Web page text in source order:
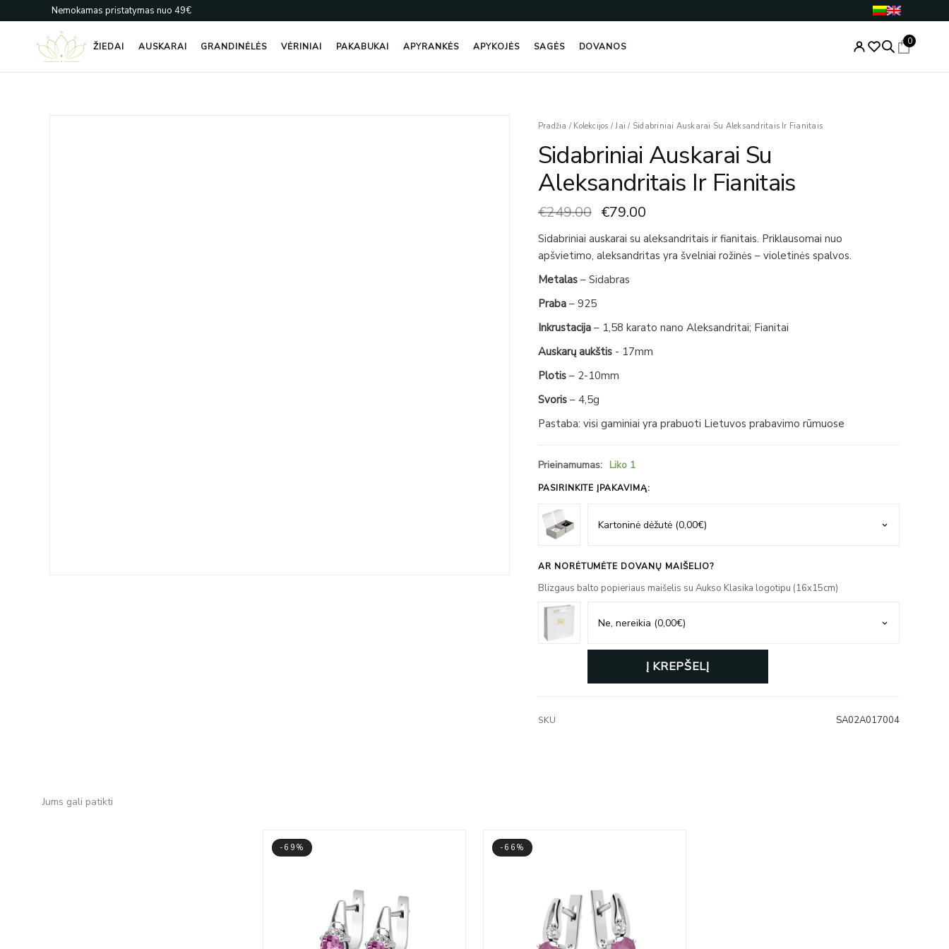
prie
Nemokamas pristatymas nuo 49€
ŽIEDAI AUSKARAI GRANDINĖLĖS VĖRINIAI PAKABUKAI APYRANKĖS APYKOJĖS SAGĖS DOVANOS 0
Pradžia / Kolekcijos / Jai /Sidabriniai Auskarai Su Aleksandritais Ir Fianitais
Sidabriniai Auskarai Su
Aleksandritais Ir Fianitais
€249.00
Original
was:
€249.00.
€79.00
Current
is:
€79.00.
Sidabriniai auskarai su aleksandritais ir fianitais. Priklausomai nuo
apšvietimo, aleksandritas yra švelniai rožinės – violetinės spalvos.
Metalas– Sidabras
Praba– 925
Inkrustacija– 1,58 karato nano Aleksandritai; Fianitai
Auskarų aukštis- 17mm
Plotis– 2-10mm
Svoris– 4,5g
Pastaba: visi gaminiai yra prabuoti Lietuvos prabavimo rūmuose
Prieinamumas: Liko 1
PASIRINKITE ĮPAKAVIMĄ:
AR NORĖTUMĖTE DOVANŲ MAIŠELIO?
Blizgaus balto popieriaus maišelis su Aukso Klasika logotipu (16x15cm)
produkto
Sidabriniai
Auskarai
Su
Aleksandritais
Ir
Fianitais
Į KREPŠELĮ
SKU SA02A017004
Jums gali patikti
-69% -66%